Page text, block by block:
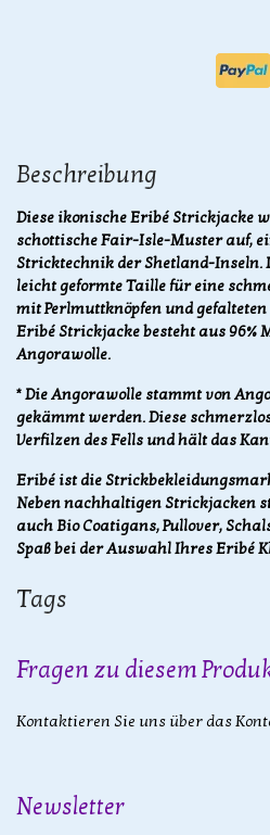
Beschreibung
Diese ikonische Eribé Strickjacke
schottische Fair-Isle-Muster auf,
Stricktechnik der Shetland-Inseln.
leicht geformte Taille für eine
mit Perlmuttknöpfen und
Eribé Strickjacke besteht aus 96%
Angorawolle.
* Die Angorawolle stammt von
gekämmt werden. Diese
Verfilzen des Fells und hält das
Eribé ist die
Neben nachhaltigen Strickjacken
auch Bio Coatigans, Pullover,
Spaß bei der Auswahl Ihres Eribé
Tags
Fragen zu diesem
Kontaktieren Sie uns über das
Newsletter